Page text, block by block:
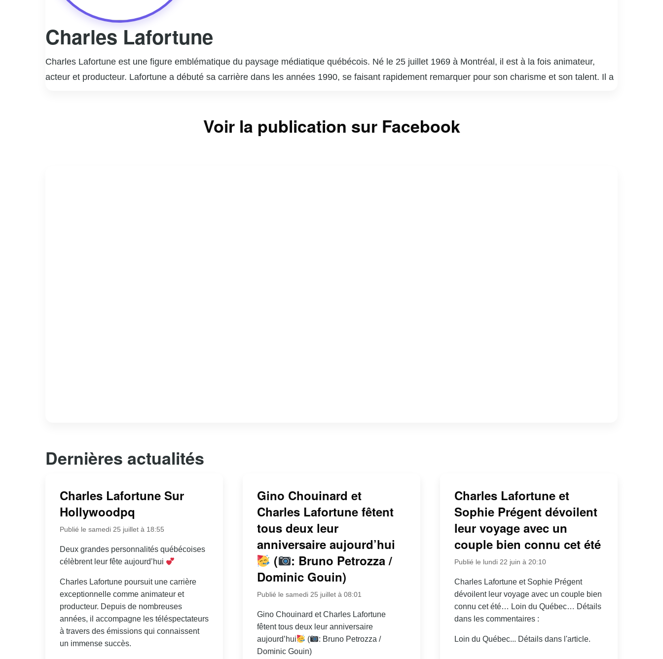
Charles Lafortune
Charles Lafortune est une figure emblématique du paysage médiatique québécois. Né le 25 juillet 1969 à Montréal, il est à la fois animateur,
acteur et producteur. Lafortune a débuté sa carrière dans les années 1990, se faisant rapidement remarquer pour son charisme et son talent. Il a
talents devant la caméra, Charles Lafortune est également un producteur accompli, ayant cofondé la boîte de production Pixcom. Il est aussi
connu pour son engagement social, notamment en faveur de l’autisme, une cause qui lui tient à cœur en raison de son fils Mathis. Sa carrière
Voir la publication sur Facebook
Dernières actualités
Charles Lafortune Sur
Hollywoodpq
Publié le samedi 25 juillet à 18:55
Deux grandes personnalités québécoises
célèbrent leur fête aujourd’hui
Charles Lafortune poursuit une carrière
exceptionnelle comme animateur et
producteur. Depuis de nombreuses
années, il accompagne les téléspectateurs
à travers des émissions qui connaissent
un immense succès.
Gino Chouinard et
Charles Lafortune fêtent
tous deux leur
anniversaire aujourd’hui
(
: Bruno Petrozza /
Dominic Gouin)
Publié le samedi 25 juillet à 08:01
Gino Chouinard et Charles Lafortune
fêtent tous deux leur anniversaire
aujourd’hui
(
: Bruno Petrozza /
Dominic Gouin)
Charles Lafortune et
Sophie Prégent dévoilent
leur voyage avec un
couple bien connu cet été
Publié le lundi 22 juin à 20:10
Charles Lafortune et Sophie Prégent
dévoilent leur voyage avec un couple bien
connu cet été… Loin du Québec… Détails
dans les commentaires :
Loin du Québec... Détails dans l'article.